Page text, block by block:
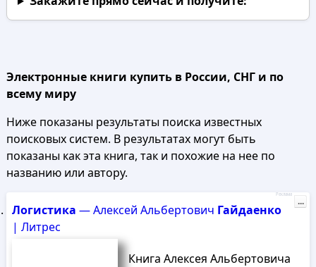
Электронные книги купить в России, СНГ и по
всему миру
Ниже показаны результаты поиска известных
поисковых систем. В результатах могут быть
показаны как эта книга, так и похожие на нее по
названию или автору.
Логистика — Алексей Альбертович Гайдаенко
| Литрес
Книга Алексея Альбертовича
Реклама
...